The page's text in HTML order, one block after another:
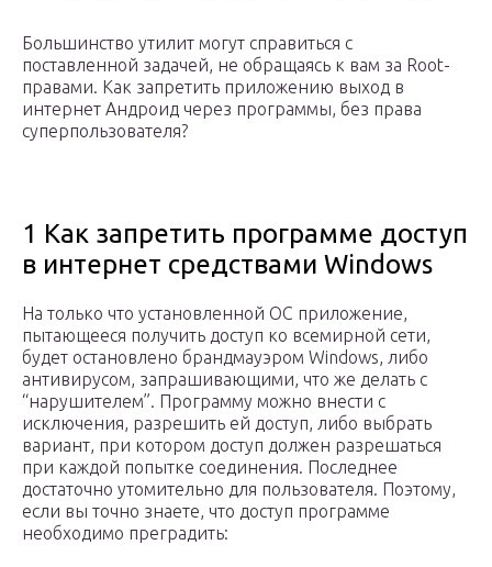
Большинство утилит могут справиться с
поставленной задачей, не обращаясь к вам за Root-
правами. Как запретить приложению выход в
интернет Андроид через программы, без права
суперпользователя?
1 Как запретить программе доступ
в интернет средствами Windows
На только что установленной ОС приложение,
пытающееся получить доступ ко всемирной сети,
будет остановлено брандмауэром Windows, либо
антивирусом, запрашивающими, что же делать с
“нарушителем”. Программу можно внести с
исключения, разрешить ей доступ, либо выбрать
вариант, при котором доступ должен разрешаться
при каждой попытке соединения. Последнее
достаточно утомительно для пользователя. Поэтому,
если вы точно знаете, что доступ программе
необходимо преградить: